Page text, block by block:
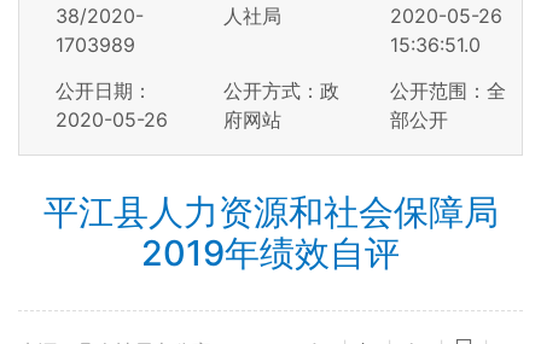
38/2020-
1703989
人社局
2020-05-26
15:36:51.0
公开日期：
2020-05-26
公开方式：政
府网站
公开范围：全
部公开
平江县人力资源和社会保障局
2019年绩效自评